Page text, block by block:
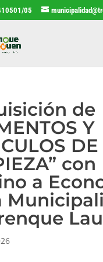
05
de
Y
DE
con
a